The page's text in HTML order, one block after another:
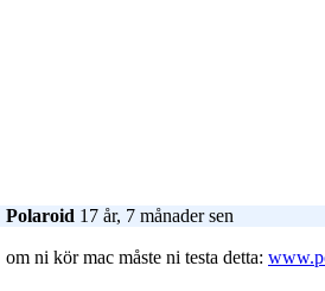
Polaroid 17 år, 7 månader sen
om ni kör mac måste ni testa detta: